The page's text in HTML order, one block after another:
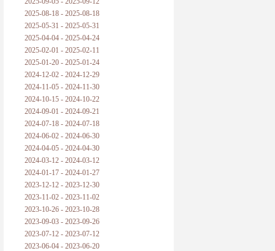
2025-08-18 - 2025-08-18
2025-05-31 - 2025-05-31
2025-04-04 - 2025-04-24
2025-02-01 - 2025-02-11
2025-01-20 - 2025-01-24
2024-12-02 - 2024-12-29
2024-11-05 - 2024-11-30
2024-10-15 - 2024-10-22
2024-09-01 - 2024-09-21
2024-07-18 - 2024-07-18
2024-06-02 - 2024-06-30
2024-04-05 - 2024-04-30
2024-03-12 - 2024-03-12
2024-01-17 - 2024-01-27
2023-12-12 - 2023-12-30
2023-11-02 - 2023-11-02
2023-10-26 - 2023-10-28
2023-09-03 - 2023-09-26
2023-07-12 - 2023-07-12
2023-06-04 - 2023-06-20